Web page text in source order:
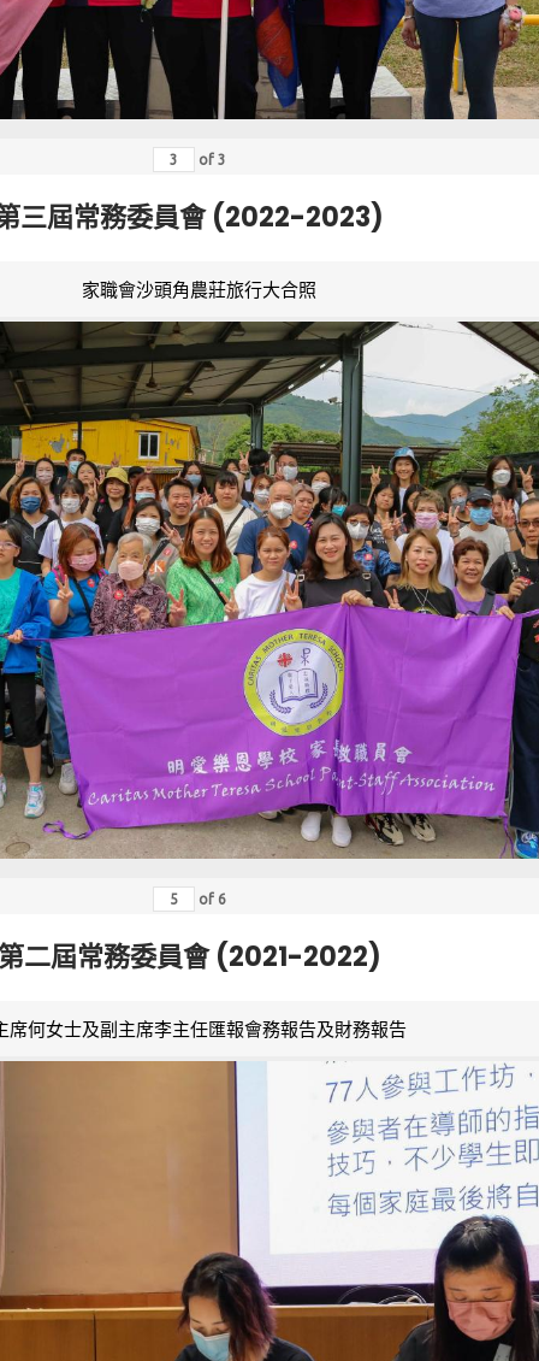
of 3
三屆常務委員會 (2022-2023)
家職會沙頭角農莊旅行大合照
of 6
二屆常務委員會 (2021-2022)
席何女士及副主席李主任匯報會務報告及財務報告